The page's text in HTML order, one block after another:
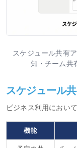
スケジュール共有
知・チーム共
スケジュール
ビジネス利用におい
機能